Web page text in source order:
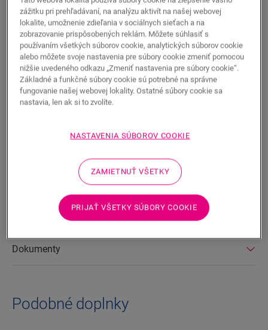
HĽADAŤ
Vlastnosti produktu
dokončí vaše schody v tvare bullnose. Je vyrobený z
dokonale hodiť k vašej podlahe. Pomocou lepidla One4All ho
môžete jednoducho nalepiť na schodisko
Dokumenty
Podobné doplnky
zážitku pri prehľadávaní, na analýzu aktivít na našej webovej
lokalite, umožnenie zdieľania v sociálnych sieťach a na
zobrazovanie prispôsobených reklám. Môžete súhlasiť s
používaním všetkých súborov cookie, analytických súborov cookie
alebo môžete svoje nastavenia pre súbory cookie zmeniť pomocou
nižšie uvedeného odkazu „Zmeniť nastavenia pre súbory cookie“.
Základné a funkčné súbory cookie sú potrebné na správne
fungovanie našej webovej lokality. Ostatné súbory cookie sa
nastavia, len ak si to zvolíte.
NASTAVENIA SÚBOROV COOKIE
ZAMIETNUŤ VŠETKY
PRIJAŤ VŠETKY SÚBORY COOKIE